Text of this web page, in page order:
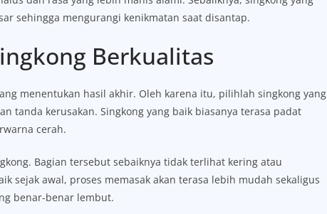
sehingga mengurangi kenikmatan saat disantap.
Berkualitas
menentukan hasil akhir. Oleh karena itu, pilihlah singkong yang
tanda kerusakan. Singkong yang baik biasanya terasa padat
cerah.
Bagian tersebut sebaiknya tidak terlihat kering atau
sejak awal, proses memasak akan terasa lebih mudah sekaligus
benar-benar lembut.